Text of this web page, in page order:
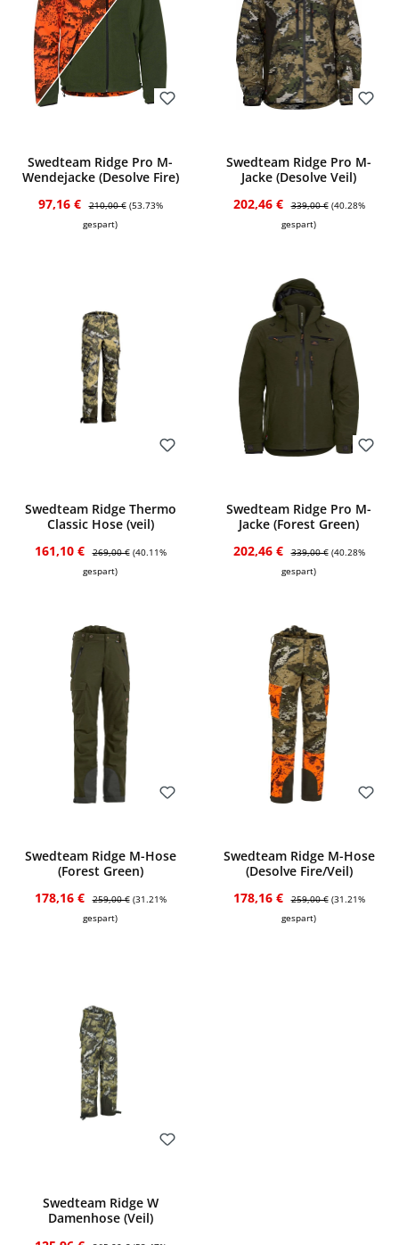
Swedteam Ridge Pro M-
Wendejacke (Desolve Fire)
Verkaufspreis:
97,16 € Regulärer Preis:
210,00 € (53.73%
gespart)
Swedteam Ridge Pro M-
Jacke (Desolve Veil)
Verkaufspreis:
202,46 € Regulärer Preis:
339,00 € (40.28%
gespart)
Swedteam Ridge Thermo
Classic Hose (veil)
Verkaufspreis:
161,10 € Regulärer Preis:
269,00 € (40.11%
gespart)
Swedteam Ridge Pro M-
Jacke (Forest Green)
Verkaufspreis:
202,46 € Regulärer Preis:
339,00 € (40.28%
gespart)
Swedteam Ridge M-Hose
(Forest Green)
Verkaufspreis:
178,16 € Regulärer Preis:
259,00 € (31.21%
gespart)
Swedteam Ridge M-Hose
(Desolve Fire/Veil)
Verkaufspreis:
178,16 € Regulärer Preis:
259,00 € (31.21%
gespart)
Swedteam Ridge W
Damenhose (Veil)
Regulärer Preis: